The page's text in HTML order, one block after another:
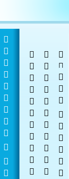
    